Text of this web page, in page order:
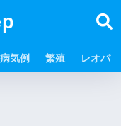
病気例 繁殖 レオパ